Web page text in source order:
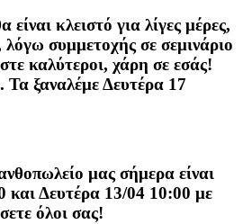
κλειστό για λίγες μέρες,
συμμετοχής σε σεμινάριο
καλύτεροι, χάρη σε εσάς!
Τα ξαναλέμε Δευτέρα 17
μας σήμερα είναι
και Δευτέρα 13/04 10:00 με
όλοι σας!